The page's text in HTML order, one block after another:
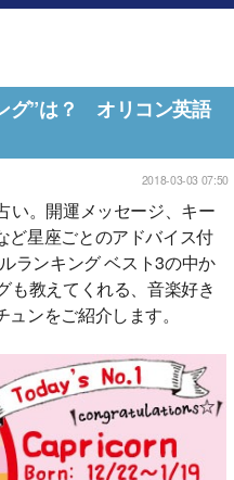
グ”は？ オリコン英語
2018-03-03 07:50
い。開運メッセージ、キー
ど星座ごとのアドバイス付
ランキング ベスト3の中か
も教えてくれる、音楽好き
ンをご紹介します。